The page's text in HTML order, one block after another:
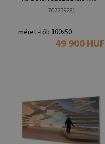
70723928)
méret -tól: 100x50
49 900 HUF